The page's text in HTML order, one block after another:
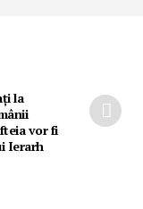
la
vor fi
Ierarh